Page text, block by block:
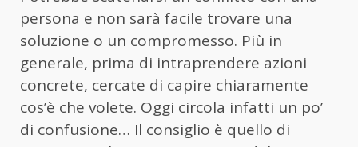
persona e non sarà facile trovare una
soluzione o un compromesso. Più in
generale, prima di intraprendere azioni
concrete, cercate di capire chiaramente
cos’è che volete. Oggi circola infatti un po’
di confusione… Il consiglio è quello di